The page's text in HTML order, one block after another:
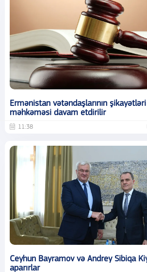
Ermənistan vətəndaşlarının
məhkəməsi davam etdirilir
11:38
Ceyhun Bayramov və Andrey Sibiqa
aparırlar